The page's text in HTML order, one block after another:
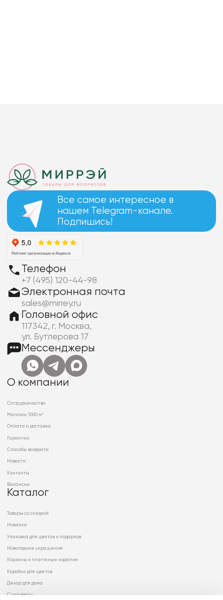
Все самое интересное в
нашем Telegram-канале.
Подпишись!
Телефон
+7 (495) 120-44-98
Электронная почта
sales@mirrey.ru
Головной офис
117342, г. Москва,
ул. Бутлерова 17
Мессенджеры
О компании
Сотрудничество
Магазин 1000 м²
Оплата и доставка
Гарантии
Способы возврата
Новости
Контакты
Вакансии
Каталог
Товары со скидкой
Новинки
Упаковка для цветов и подарков
Новогодние украшения
Корзины и плетеные изделия
Коробки для цветов
Декор для дома
Сухоцветы